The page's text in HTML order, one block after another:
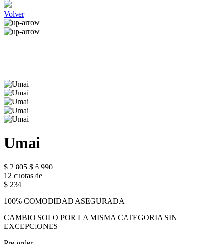
Volver
Umai
$ 2.805 $ 6.990
12 cuotas de
$ 234
100% COMODIDAD ASEGURADA
CAMBIO SOLO POR LA MISMA CATEGORIA SIN
EXCEPCIONES